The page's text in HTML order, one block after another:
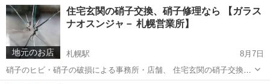
地元のお店
住宅玄関の硝子交換、硝子修理なら 【ガラス
ナオスンジャ－ 札幌営業所】
札幌駅
8月7日
硝子のヒビ・硝子の破損による事務所・店舗、 住宅玄関の硝子交換、
硝子修理なら 【ガラスナオスンジャ－ 札幌営業所】でしております。